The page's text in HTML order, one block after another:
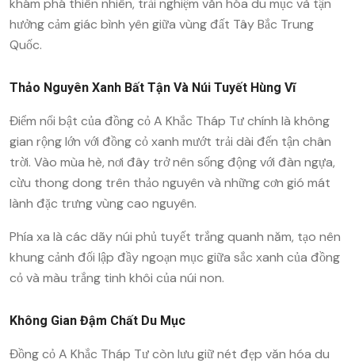
khám phá thiên nhiên, trải nghiệm văn hóa du mục và tận
hưởng cảm giác bình yên giữa vùng đất Tây Bắc Trung
Quốc.
Thảo Nguyên Xanh Bất Tận Và Núi Tuyết Hùng Vĩ
Điểm nổi bật của đồng cỏ A Khắc Tháp Tư chính là không
gian rộng lớn với đồng cỏ xanh mướt trải dài đến tận chân
trời. Vào mùa hè, nơi đây trở nên sống động với đàn ngựa,
cừu thong dong trên thảo nguyên và những cơn gió mát
lành đặc trưng vùng cao nguyên.
Phía xa là các dãy núi phủ tuyết trắng quanh năm, tạo nên
khung cảnh đối lập đầy ngoạn mục giữa sắc xanh của đồng
cỏ và màu trắng tinh khôi của núi non.
Không Gian Đậm Chất Du Mục
Đồng cỏ A Khắc Tháp Tư còn lưu giữ nét đẹp văn hóa du